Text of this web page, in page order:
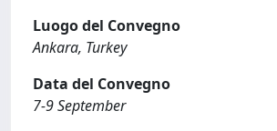
Luogo del Convegno
Ankara, Turkey
Data del Convegno
7-9 September